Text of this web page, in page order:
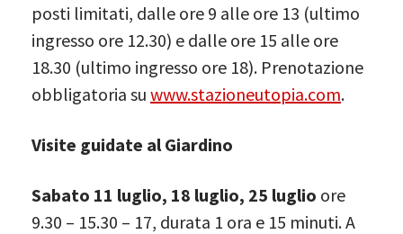
posti limitati, dalle ore 9 alle ore 13 (ultimo
ingresso ore 12.30) e dalle ore 15 alle ore
18.30 (ultimo ingresso ore 18). Prenotazione
obbligatoria su www.stazioneutopia.com.
Visite guidate al Giardino
Sabato 11 luglio, 18 luglio, 25 luglio ore
9.30 – 15.30 – 17, durata 1 ora e 15 minuti. A